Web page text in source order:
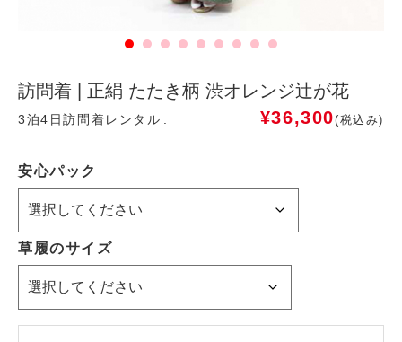
訪問着 | 正絹 たたき柄 渋オレンジ辻が花
3泊4日訪問着レンタル ¥36,300(税込み)
安心パック
草履のサイズ